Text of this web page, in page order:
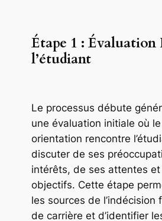
Étape 1 :
l’étudiant
Le processus débute
une évaluation initiale où
orientation rencontre
discuter de ses
intérêts, de ses attentes
objectifs. Cette étape
les sources de l’indécision
de carrière et d’identifier